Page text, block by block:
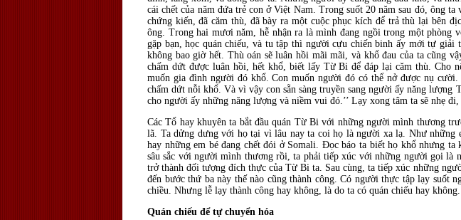
cái chết của năm đứa trẻ con ở Việt Nam. Trong suốt 20 năm sau đó, ông
chứng kiến, đã căm thù, đã bày ra một cuộc phục kích để trả thù lại bên
ông. Trong hai mươi năm, hễ nhận ra là mình đang ngồi trong một phòng
gặp bạn, học quán chiếu, và tu tập thì người cựu chiến binh ấy mới tự giải
không bao giờ hết. Thù oán sẽ luân hồi mãi mãi, và khổ đau của ta cũng
chấm dứt được luân hồi, hết khổ, biết lấy Từ Bi để đáp lại căm thù. Cho
muốn gia đình người đó khổ. Con muốn người đó có thể nở được nụ
chấm dứt nỗi khổ. Và vì vậy con sẵn sàng truyền sang người ấy năng
cho người ấy những năng lượng và niềm vui đó.’’ Lạy xong tâm ta sẽ nhẹ
Các Tổ hay khuyên ta bắt đầu quán Từ Bi với những người mình thương
lã. Ta dửng dưng với họ tại vì lâu nay ta coi họ là người xa lạ. Như những
hay những em bé đang chết đói ở Somali. Đọc báo ta biết họ khổ nhưng
sâu sắc với người mình thương rồi, ta phải tiếp xúc với những người gọi là
trở thành đối tượng đích thực của Từ Bi ta. Sau cùng, ta tiếp xúc những
đến bước thứ ba này thế nào cũng thành công. Có người thực tập lạy
chiều. Nhưng lễ lạy thành công hay không, là do ta có quán chiếu hay
Quán chiếu để tự chuyển hóa